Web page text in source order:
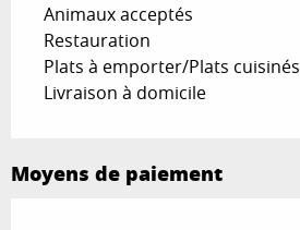
Animaux acceptés
Restauration
Plats à emporter/Plats cuisinés
Livraison à domicile
Moyens de paiement